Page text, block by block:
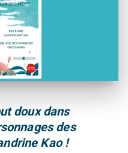
doux dans
des
Kao !